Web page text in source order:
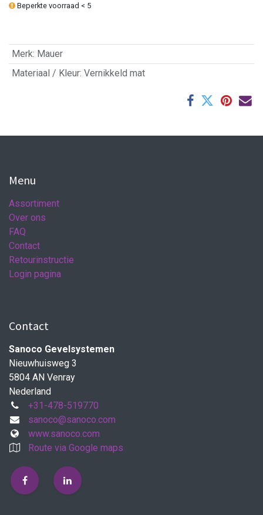
Beperkte voorraad < 5
Merk: Mauer
Materiaal / Kleur: Vernikkeld mat
Menu
Assortiment
Over ons
FAQ
Contact
Retourinstructie
Login pagina
Contact
Sanoco Gevelsystemen
Nieuwhuisweg 3
5804 AN Venray
Nederland
+31-478-519770
sanoco@sanoco.com
www.sanoco.com
Route via Google maps